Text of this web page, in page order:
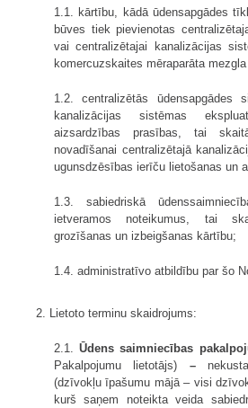
1.1. kārtību, kādā ūdensapgādes
būves tiek pievienotas
vai centralizētajai kanalizācijas
komercuzskaites mēraparāta
1.2. centralizētās ūdensapgādes
kanalizācijas sistēmas
aizsardzības prasības, tai
novadīšanai centralizētajā
ugunsdzēsības ierīču lietošanas un
1.3. sabiedriskā
ietveramos noteikumus, tai
grozīšanas un izbeigšanas kārtību;
1.4. administratīvo atbildību par šo
2. Lietoto terminu skaidrojums:
2.1.Ūdens saimniecības
Pakalpojumu lietotājs) –
(dzīvokļu īpašumu mājā – visi
kurš saņem noteikta veida